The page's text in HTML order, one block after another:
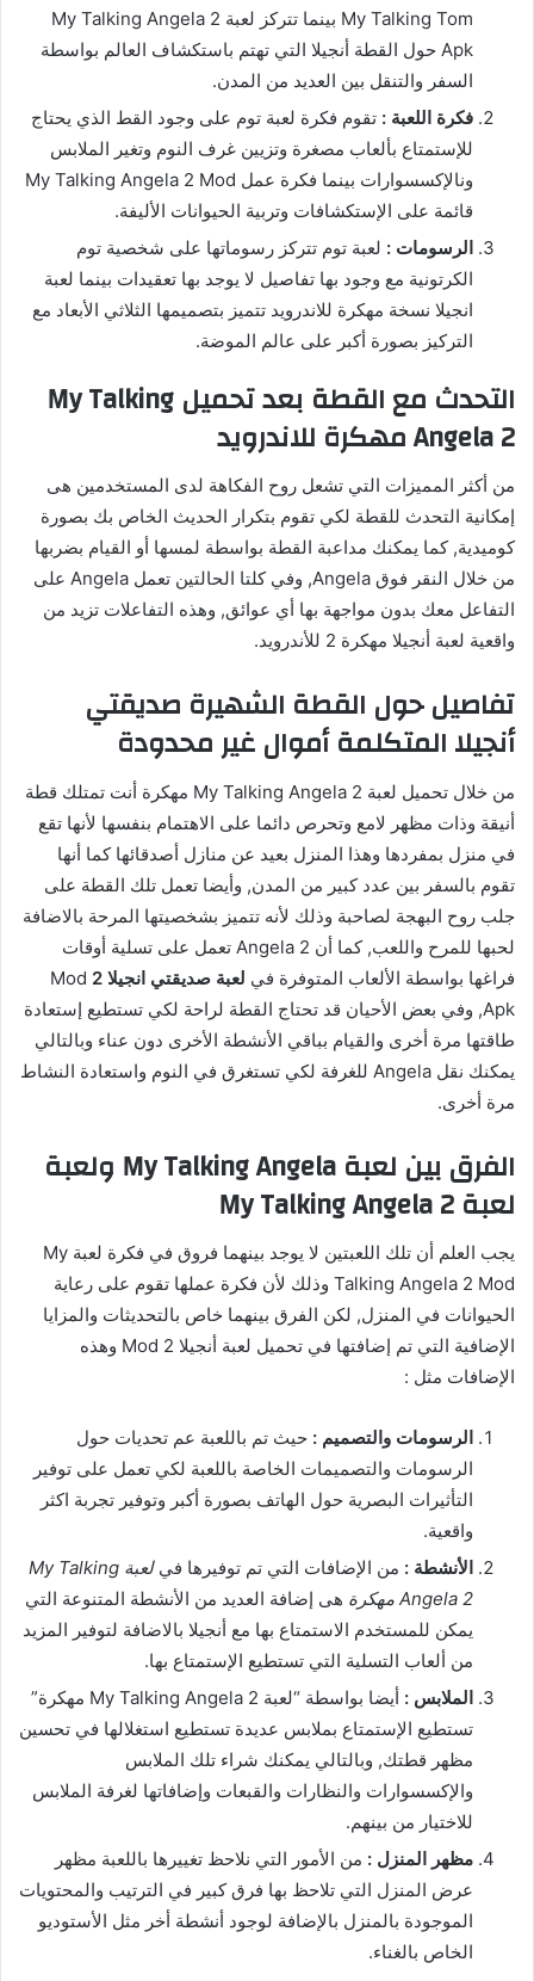
My Talking Tom بينما تتركز لعبة My Talking Angela 2
Apk حول القطة أنجيلا التي تهتم باستكشاف العالم بواسطة
السفر والتنقل بين العديد من المدن.
فكرة اللعبة : تقوم فكرة لعبة توم على وجود القط الذي يحتاج
للإستمتاع بألعاب مصغرة وتزيين غرف النوم وتغير الملابس
ونالإكسسوارات بينما فكرة عمل My Talking Angela 2 Mod
قائمة على الإستكشافات وتربية الحيوانات الأليفة.
الرسومات : لعبة توم تتركز رسوماتها على شخصية توم
الكرتونية مع وجود بها تفاصيل لا يوجد بها تعقيدات بينما لعبة
انجيلا نسخة مهكرة للاندرويد تتميز بتصميمها الثلاثي الأبعاد مع
التركيز بصورة أكبر على عالم الموضة.
التحدث مع القطة بعد تحميل My Talking
Angela 2 مهكرة للاندرويد
من أكثر المميزات التي تشعل روح الفكاهة لدى المستخدمين هى
إمكانية التحدث للقطة لكي تقوم بتكرار الحديث الخاص بك بصورة
كوميدية, كما يمكنك مداعبة القطة بواسطة لمسها أو القيام بضربها
من خلال النقر فوق Angela, وفي كلتا الحالتين تعمل Angela على
التفاعل معك بدون مواجهة بها أي عوائق, وهذه التفاعلات تزيد من
واقعية لعبة أنجيلا مهكرة 2 للأندرويد.
تفاصيل حول القطة الشهيرة صديقتي
أنجيلا المتكلمة أموال غير محدودة
من خلال تحميل لعبة My Talking Angela 2 مهكرة أنت تمتلك قطة
أنيقة وذات مظهر لامع وتحرص دائما على الاهتمام بنفسها لأنها تقع
في منزل بمفردها وهذا المنزل بعيد عن منازل أصدقائها كما أنها
تقوم بالسفر بين عدد كبير من المدن, وأيضا تعمل تلك القطة على
جلب روح البهجة لصاحبة وذلك لأنه تتميز بشخصيتها المرحة بالاضافة
لحبها للمرح واللعب, كما أن Angela 2 تعمل على تسلية أوقات
فراغها بواسطة الألعاب المتوفرة في لعبة صديقتي انجيلا 2
Mod
Apk, وفي بعض الأحيان قد تحتاج القطة لراحة لكي تستطيع إستعادة
طاقتها مرة أخرى والقيام بباقي الأنشطة الأخرى دون عناء وبالتالي
يمكنك نقل Angela للغرفة لكي تستغرق في النوم واستعادة النشاط
مرة أخرى.
الفرق بين لعبة My Talking Angela ولعبة
لعبة My Talking Angela 2
يجب العلم أن تلك اللعبتين لا يوجد بينهما فروق في فكرة لعبة My
Talking Angela 2 Mod وذلك لأن فكرة عملها تقوم على رعاية
الحيوانات في المنزل, لكن الفرق بينهما خاص بالتحديثات والمزايا
الإضافية التي تم إضافتها في تحميل لعبة أنجيلا 2 Mod وهذه
الإضافات مثل :
الرسومات والتصميم : حيث تم باللعبة عم تحديات حول
الرسومات والتصميمات الخاصة باللعبة لكي تعمل على توفير
التأثيرات البصرية حول الهاتف بصورة أكبر وتوفير تجربة اكثر
واقعية.
الأنشطة : من الإضافات التي تم توفيرها في
لعبة My Talking
Angela 2 مهكرة
هى إضافة العديد من الأنشطة المتنوعة التي
يمكن للمستخدم الاستمتاع بها مع أنجيلا بالاضافة لتوفير المزيد
من ألعاب التسلية التي تستطيع الإستمتاع بها.
الملابس :
أيضا بواسطة “لعبة My Talking Angela 2 مهكرة”
تستطيع الإستمتاع بملابس عديدة تستطيع استغلالها في تحسين
مظهر قطتك, وبالتالي يمكنك شراء تلك الملابس
والإكسسوارات والنظارات والقبعات وإضافاتها لغرفة الملابس
للاختيار من بينهم.
مظهر المنزل : من الأمور التي نلاحظ تغييرها باللعبة مظهر
عرض المنزل التي تلاحظ بها فرق كبير في الترتيب والمحتويات
الموجودة بالمنزل بالإضافة لوجود أنشطة أخر مثل الأستوديو
الخاص بالغناء.